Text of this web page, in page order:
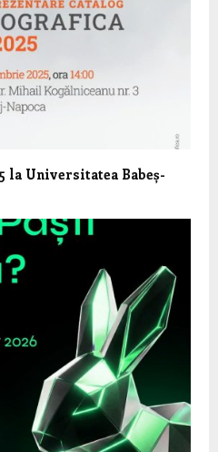
la Universitatea Babeș-